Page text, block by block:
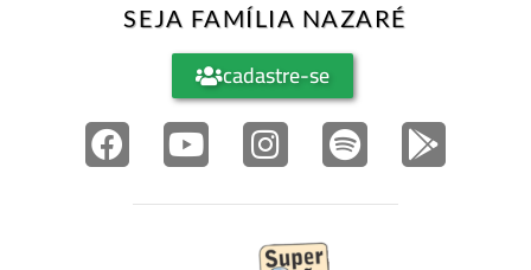
SEJA FAMÍLIA NAZARÉ
cadastre-se